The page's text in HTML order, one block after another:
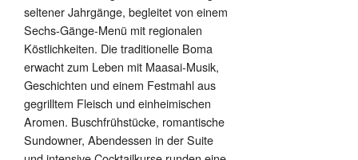
seltener Jahrgänge, begleitet von einem
Sechs-Gänge-Menü mit regionalen
Köstlichkeiten. Die traditionelle Boma
erwacht zum Leben mit Maasai-Musik,
Geschichten und einem Festmahl aus
gegrilltem Fleisch und einheimischen
Aromen. Buschfrühstücke, romantische
Sundowner, Abendessen in der Suite